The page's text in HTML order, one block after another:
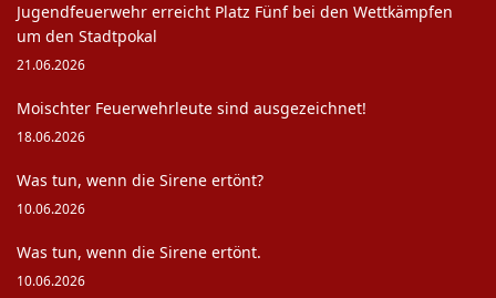
Jugendfeuerwehr erreicht Platz Fünf bei den Wettkämpfen
um den Stadtpokal
21.06.2026
Moischter Feuerwehrleute sind ausgezeichnet!
18.06.2026
Was tun, wenn die Sirene ertönt?
10.06.2026
Was tun, wenn die Sirene ertönt.
10.06.2026